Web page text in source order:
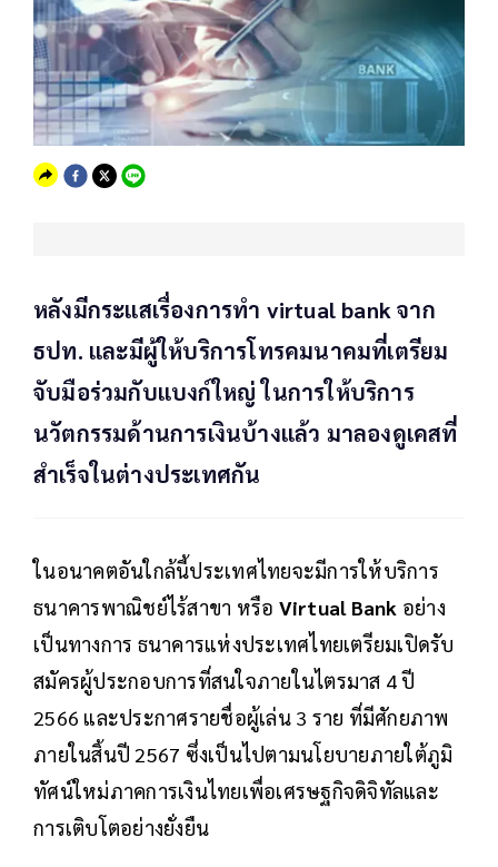
หลังมีกระแสเรื่องการทำ virtual bank จาก
ธปท. และมีผู้ให้บริการโทรคมนาคมที่เตรียม
จับมือร่วมกับแบงก์ใหญ่ ในการให้บริการ
นวัตกรรมด้านการเงินบ้างแล้ว มาลองดูเคสที่
สำเร็จในต่างประเทศกัน
ในอนาคตอันใกล้นี้ประเทศไทยจะมีการให้บริการ
ธนาคารพาณิชย์ไร้สาขา หรือ Virtual Bank อย่าง
เป็นทางการ ธนาคารแห่งประเทศไทยเตรียมเปิดรับ
สมัครผู้ประกอบการที่สนใจภายในไตรมาส 4 ปี
2566 และประกาศรายชื่อผู้เล่น 3 ราย ที่มีศักยภาพ
ภายในสิ้นปี 2567 ซึ่งเป็นไปตามนโยบายภายใต้ภูมิ
ทัศน์ใหม่ภาคการเงินไทยเพื่อเศรษฐกิจดิจิทัลและ
การเติบโตอย่างยั่งยืน